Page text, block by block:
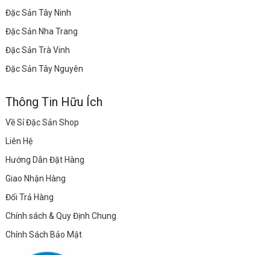
Đặc Sản Tây Ninh
Đặc Sản Nha Trang
Đặc Sản Trà Vinh
Đặc Sản Tây Nguyên
Thông Tin Hữu Ích
Về Sỉ Đặc Sản Shop
Liên Hệ
Hướng Dẫn Đặt Hàng
Giao Nhận Hàng
Đổi Trả Hàng
Chính sách & Quy Định Chung
Chính Sách Bảo Mật